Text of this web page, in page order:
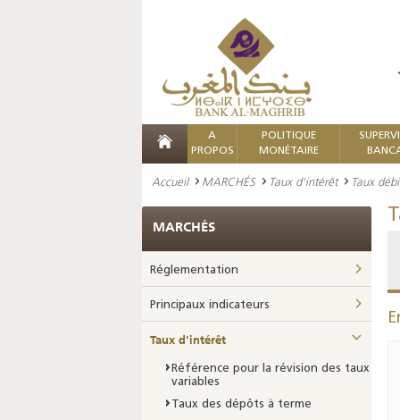
A
PROPOS
POLITIQUE
MONÉTAIRE
Accueil MARCHÉS Taux d'intérêt Taux
MARCHÉS
Réglementation
Principaux indicateurs
Taux d'intérêt
Référence pour la révision des taux
variables
Taux des dépôts à terme